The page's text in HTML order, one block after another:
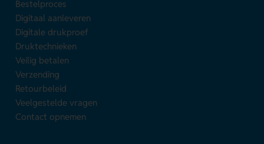
Bestelproces
Digitaal aanleveren
Digitale drukproef
Druktechnieken
Veilig betalen
Verzending
Retourbeleid
Veelgestelde vragen
Contact opnemen